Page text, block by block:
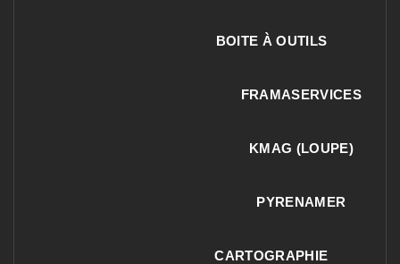
BOITE À OUTILS
FRAMASERVICES
KMAG (LOUPE)
PYRENAMER
CARTOGRAPHIE